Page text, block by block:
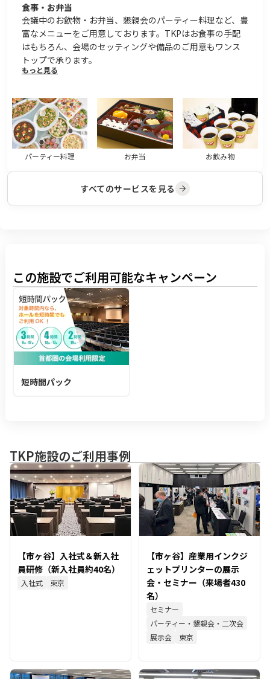
食事・お弁当
会議中のお飲物・お弁当、懇親会のパーティー料理など、豊
富なメニューをご用意しております。TKPはお食事の手配
はもちろん、会場のセッティングや備品のご用意もワンス
トップで承ります。
もっと見る
パーティー料理 お弁当 お飲み物
すべてのサービスを見る
この施設でご利用可能なキャンペーン
短時間パック
TKP施設のご利用事例
【市ヶ谷】入社式＆新入社
員研修（新入社員約40名）
入社式 東京
【市ヶ谷】産業用インクジ
ェットプリンターの展示
会・セミナー（来場者430
名）
セミナー
パーティー・懇親会・二次会
展示会
東京